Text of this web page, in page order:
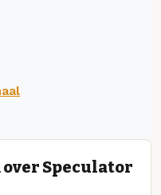
Speculator